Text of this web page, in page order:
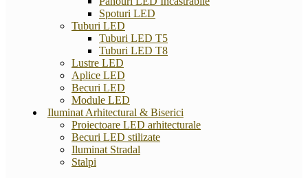
Spoturi LED
Tuburi LED
Tuburi LED T5
Tuburi LED T8
Lustre LED
Aplice LED
Becuri LED
Module LED
Iluminat Arhitectural & Biserici
Proiectoare LED arhitecturale
Becuri LED stilizate
Iluminat Stradal
Stalpi